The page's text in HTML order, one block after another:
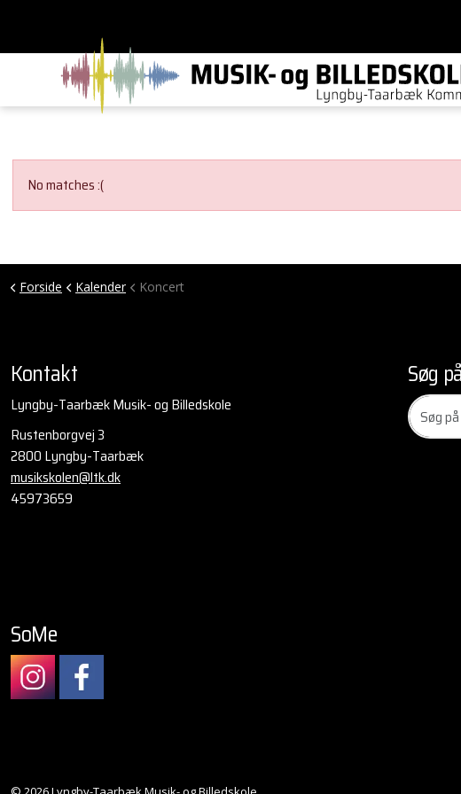
No matches :(
Forside Kalender Koncert
Kontakt
Lyngby-Taarbæk Musik- og Billedskole
Rustenborgvej 3
2800 Lyngby-Taarbæk
musikskolen@ltk.dk
45973659
Søg
SoMe